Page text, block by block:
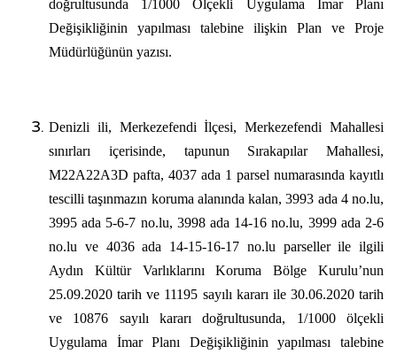
doğrultusunda 1/1000 Ölçekli Uygulama İmar Planı
Değişikliğinin yapılması talebine ilişkin Plan ve Proje
Müdürlüğünün yazısı.
Denizli ili, Merkezefendi İlçesi, Merkezefendi Mahallesi
sınırları içerisinde, tapunun Sırakapılar Mahallesi,
M22A22A3D pafta, 4037 ada 1 parsel numarasında kayıtlı
tescilli taşınmazın koruma alanında kalan, 3993 ada 4 no.lu,
3995 ada 5-6-7 no.lu, 3998 ada 14-16 no.lu, 3999 ada 2-6
no.lu ve 4036 ada 14-15-16-17 no.lu parseller ile ilgili
Aydın Kültür Varlıklarını Koruma Bölge Kurulu’nun
25.09.2020 tarih ve 11195 sayılı kararı ile 30.06.2020 tarih
ve 10876 sayılı kararı doğrultusunda, 1/1000 ölçekli
Uygulama İmar Planı Değişikliğinin yapılması talebine